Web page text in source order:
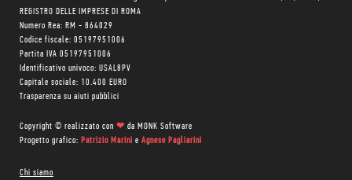
REGISTRO DELLE IMPRESE DI ROMA
Numero Rea: RM - 864029
Codice fiscale: 05197951006
Partita IVA 05197951006
Identificativo univoco: USAL8PV
Capitale sociale: 10.400 EURO
Trasparenza su aiuti pubblici
Copyright © realizzato con ❤ da MONK Software
Progetto grafico: Patrizio Marini e Agnese Pagliarini
Chi siamo